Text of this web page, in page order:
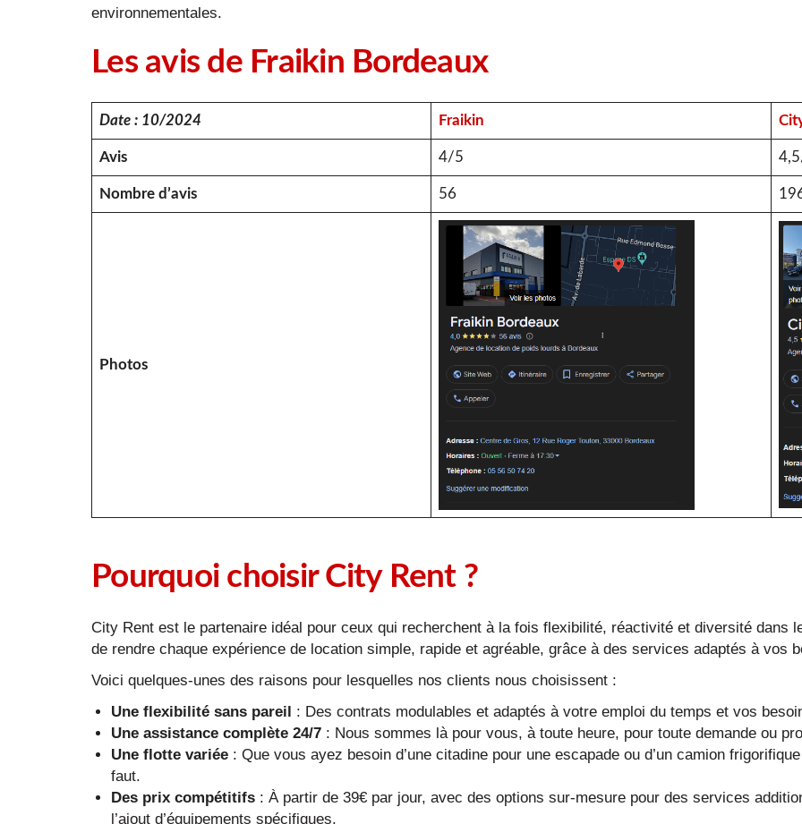
environnementales.
Les avis de Fraikin Bordeaux
Date : 10/2024 Fraikin
Avis 4/5
Nombre d’avis 56
Photos
Pourquoi choisir City Rent ?
City Rent est le partenaire idéal pour ceux qui recherchent à la fois flexibilité, réactivité et diversité dans
de rendre chaque expérience de location simple, rapide et agréable, grâce à des services adaptés à vos
Voici quelques-unes des raisons pour lesquelles nos clients nous choisissent :
Une flexibilité sans pareil : Des contrats modulables et adaptés à votre emploi du temps et vos
Une assistance complète 24/7 : Nous sommes là pour vous, à toute heure, pour toute demande ou
Une flotte variée : Que vous ayez besoin d’une citadine pour une escapade ou d’un camion
faut.
Des prix compétitifs : À partir de 39€ par jour, avec des options sur-mesure pour des services
l’ajout d’équipements spécifiques.